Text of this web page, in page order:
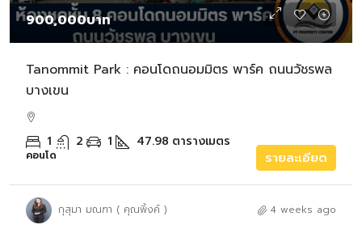
900,000บาท
Tanommit Park : คอนโดถนอมมิตร พาร์ค ถนนวัชรพล
บางเขน
1 2 1 47.98 ตารางเมตร
คอนโด รายละเอียด
กุสุมา มณฑา ( คุณพิ้งค์ ) 4 weeks ago